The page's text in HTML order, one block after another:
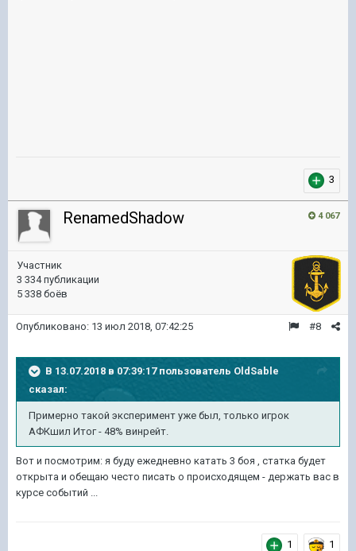
3
4 067
RenamedShadow
Участник
3 334 публикации
5 338 боёв
#8
Опубликовано: 13 июл 2018, 07:42:25
В 13.07.2018 в 07:39:17 пользователь OldSable
сказал:
Примерно такой эксперимент уже был, только игрок
АФКшил Итог - 48% винрейт.
Вот и посмотрим: я буду ежедневно катать 3 боя , статка будет
открыта и обещаю често писать о происходящем - держать вас в
курсе событий ...
1 1